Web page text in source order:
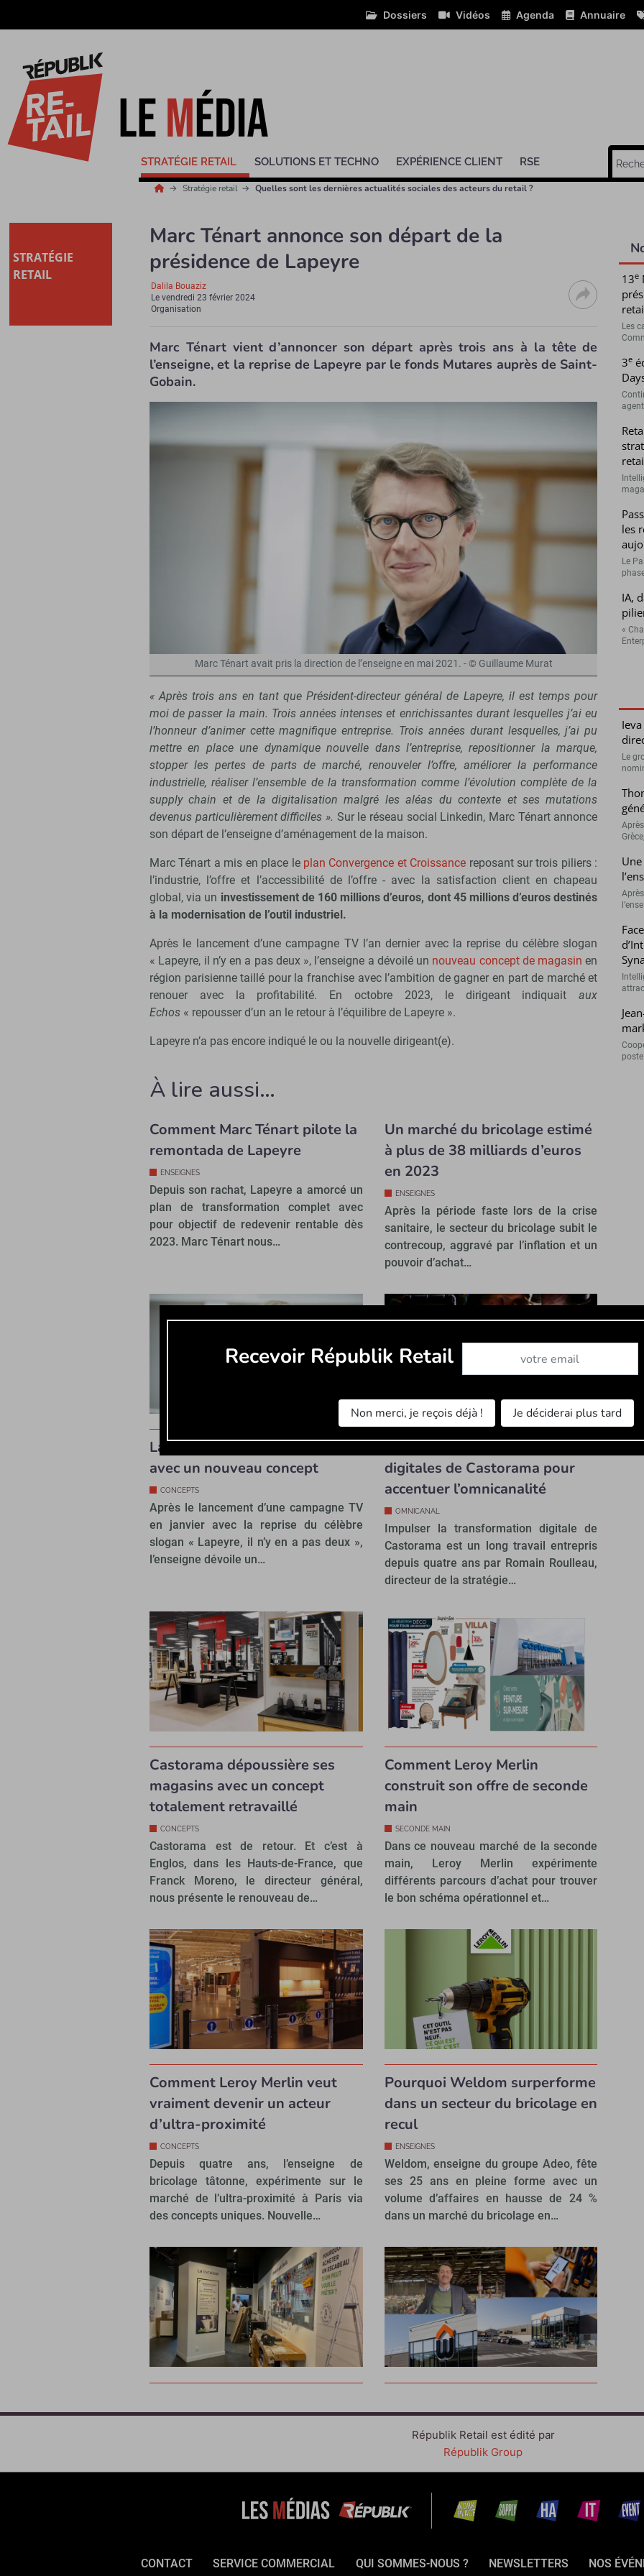
Dossiers Vidéos Agenda Annuaire
STRATÉGIE RETAIL SOLUTIONS ET TECHNO EXPÉRIENCE CLIENT RSE
Stratégie retail Quelles sont les dernières actualités sociales des acteurs du retail ?
STRATÉGIE
RETAIL
Marc Ténart annonce son départ de la
présidence de Lapeyre
Dalila Bouaziz
Levendredi 23 février 2024
Organisation
Marc Ténart vient d’annoncer son départ après trois ans à la tête de
l’enseigne, et la reprise de Lapeyre par le fonds Mutares auprès de Saint-
Gobain.
Marc Ténart avait pris la direction de l’enseigne en mai 2021. - © Guillaume Murat
« Après trois ans en tant que Président-directeur général de Lapeyre, il est temps pour
moi de passer la main. Trois années intenses et enrichissantes durant lesquelles j’ai eu
l’honneur d’animer cette magnifique entreprise. Trois années durant lesquelles, j’ai pu
mettre en place une dynamique nouvelle dans l’entreprise, repositionner la marque,
stopper les pertes de parts de marché, renouveler l’offre, améliorer la performance
industrielle, réaliser l’ensemble de la transformation comme l’évolution complète de la
supply chain et de la digitalisation malgré les aléas du contexte et ses mutations
devenus particulièrement difficiles ». Sur le réseau social Linkedin, Marc Ténart annonce
son départ de l’enseigne d’aménagement de la maison.
Marc Ténart a mis en place le plan Convergence et Croissance reposant sur trois piliers :
l’industrie, l’offre et l’accessibilité de l’offre - avec la satisfaction client en chapeau
global, via un investissement de 160 millions d’euros, dont 45 millions d’euros destinés
à la modernisation de l’outil industriel.
Après le lancement d’une campagne TV l’an dernier avec la reprise du célèbre slogan
« Lapeyre, il n’y en a pas deux », l’enseigne a dévoilé un nouveau concept de magasin en
région parisienne taillé pour la franchise avec l’ambition de gagner en part de marché et
renouer avec la profitabilité. En octobre 2023, le dirigeant indiquaitaux
Echos « repousser d’un an le retour à l’équilibre de Lapeyre ».
Lapeyre n’a pas encore indiqué le ou la nouvelle dirigeant(e).
À lire aussi…
Comment Marc Ténart pilote la
remontada de Lapeyre
ENSEIGNES
Depuis son rachat, Lapeyre a amorcé un
plan de transformation complet avec
pour objectif de redevenir rentable dès
2023. Marc Ténart nous…
Un marché du bricolage estimé
à plus de 38 milliards d’euros
en 2023
ENSEIGNES
Après la période faste lors de la crise
sanitaire, le secteur du bricolage subit le
contrecoup, aggravé par l’inflation et un
pouvoir d’achat…
Lapeyre affirme ses ambitions
avec un nouveau concept
CONCEPTS
Après le lancement d’une campagne TV
en janvier avec la reprise du célèbre
slogan « Lapeyre, il n’y en a pas deux »,
l’enseigne dévoile un…
[Exclu] Les innovations
digitales de Castorama pour
accentuer l’omnicanalité
OMNICANAL
Impulser la transformation digitale de
Castorama est un long travail entrepris
depuis quatre ans par Romain Roulleau,
directeur de la stratégie…
Castorama dépoussière ses
magasins avec un concept
totalement retravaillé
CONCEPTS
Castorama est de retour. Et c’est à
Englos, dans les Hauts-de-France, que
Franck Moreno, le directeur général,
nous présente le renouveau de…
Comment Leroy Merlin
construit son offre de seconde
main
SECONDE MAIN
Dans ce nouveau marché de la seconde
main, Leroy Merlin expérimente
différents parcours d’achat pour trouver
le bon schéma opérationnel et…
Comment Leroy Merlin veut
vraiment devenir un acteur
d’ultra-proximité
CONCEPTS
Depuis quatre ans, l’enseigne de
bricolage tâtonne, expérimente sur le
marché de l’ultra-proximité à Paris via
des concepts uniques. Nouvelle…
Pourquoi Weldom surperforme
dans un secteur du bricolage en
recul
ENSEIGNES
Weldom, enseigne du groupe Adeo, fête
ses 25 ans en pleine forme avec un
volume d’affaires en hausse de 24 %
dans un marché du bricolage en…
13e
Les
3e
les
Le
IA,
«
Le
Recevoir Républik Retail Abonnez-vous à notre
Non merci, je reçois déjà ! Je déciderai plus tard
Républik Retail est édité par
Républik Group
CONTACT SERVICE COMMERCIAL QUI SOMMES-NOUS ? NEWSLETTERS NOS